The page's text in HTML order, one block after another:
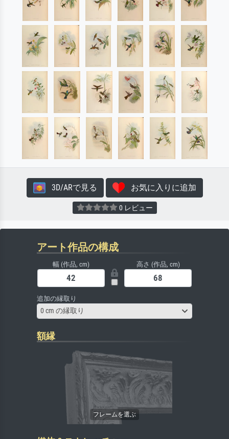
3D/ARで見る お気に入りに追加
0 レビュー
アート作品の構成
幅 (作品, cm) 高さ (作品, cm)
追加の縁取り
0 cm の縁取り
額縁